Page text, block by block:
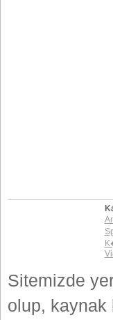
Sitemizde
olup,